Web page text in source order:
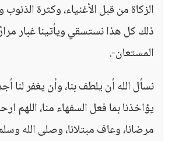
الزكاة من قبل الأغنياء، وكثرة
ذلك كل هذا نستسقي ويأتينا غبار
المستعان-.
نسأل الله أن يلطف بنا، وأن يغفر لنا
يؤاخذنا بما فعل السفهاء منا، اللهم
مرضانا، وعاف مبتلانا، وصلى الله